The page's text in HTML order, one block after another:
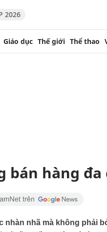
2026
Giáo dục Thế giới Thể thao
bán hàng đa
nhàn nhã mà không phải